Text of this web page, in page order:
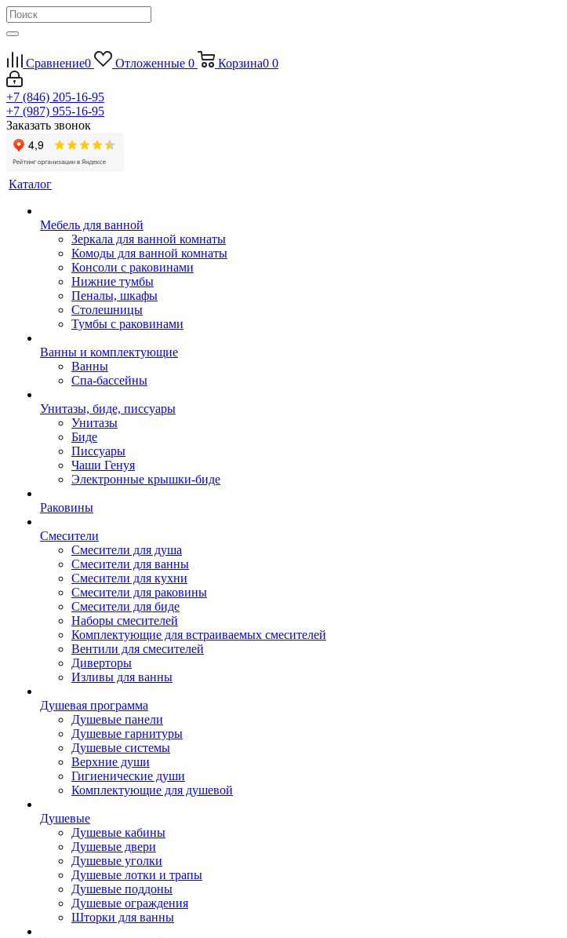
Сравнение0 Отложенные 0 Корзина0 0
+7 (846) 205-16-95
+7 (987) 955-16-95
Заказать звонок
Каталог
Мебель для ванной
Зеркала для ванной комнаты
Комоды для ванной комнаты
Консоли с раковинами
Нижние тумбы
Пеналы, шкафы
Столешницы
Тумбы с раковинами
Ванны и комплектующие
Ванны
Спа-бассейны
Унитазы, биде, писсуары
Унитазы
Биде
Писсуары
Чаши Генуя
Электронные крышки-биде
Раковины
Смесители
Смесители для душа
Смесители для ванны
Смесители для кухни
Смесители для раковины
Смесители для биде
Наборы смесителей
Комплектующие для встраиваемых смесителей
Вентили для смесителей
Диверторы
Изливы для ванны
Душевая программа
Душевые панели
Душевые гарнитуры
Душевые системы
Верхние души
Гигиенические души
Комплектующие для душевой
Душевые
Душевые кабины
Душевые двери
Душевые уголки
Душевые лотки и трапы
Душевые поддоны
Душевые ограждения
Шторки для ванны